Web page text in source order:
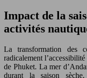
Impact de la
activités
La transformation des
radicalement
de Phuket. La mer
durant la saison